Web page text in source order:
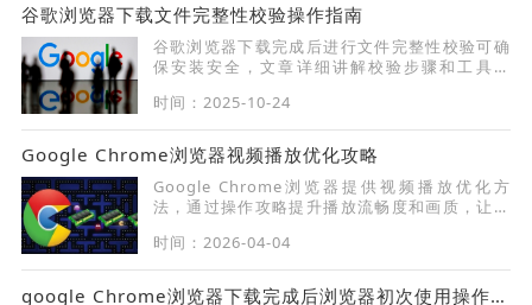
谷歌浏览器下载文件完整性校验操作指南
谷歌浏览器下载完成后进行文件完整性校验可确
保安装安全，文章详细讲解校验步骤和工具使
时间：2025-10-24
Google Chrome浏览器视频播放优化攻略
Google Chrome浏览器提供视频播放优化方
法，通过操作攻略提升播放流畅度和画质，让用
时间：2026-04-04
google Chrome浏览器下载完成后浏览器初次使用操作教程